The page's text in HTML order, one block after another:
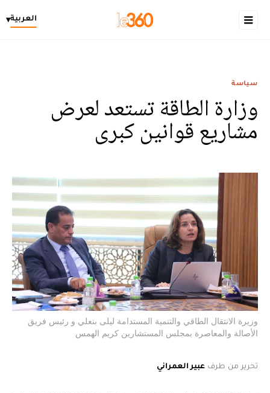
العربية▾
سياسة
وزارة الطاقة تستعد لعرض
مشاريع قوانين كبرى
وزيرة الانتقال الطاقي والتنمية المستدامة ليلى بنعلي و رئيس فريق
الأصالة والمعاصرة بمجلس المستشارين كريم الهمس
تحرير من طرف عبير العمراني